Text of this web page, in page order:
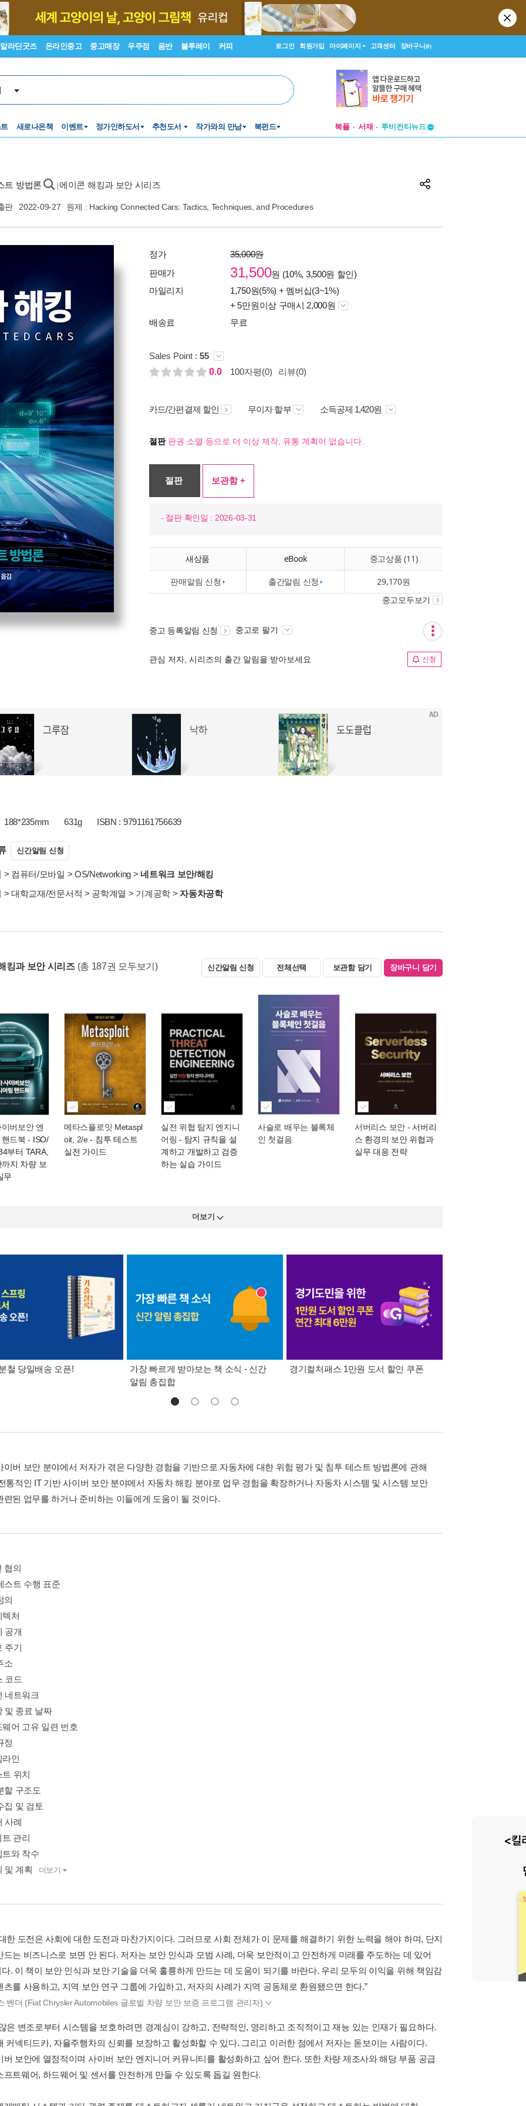
알라딘굿즈 온라인중고 중고매장 우주점 음반 블루레이 커피 로그인 회원가입 마이페이지 고객센터 장바구니(0)
새로나온책 이벤트 정가인하도서 추천도서 작가와의 만남 북펀드 북플 서재
투비컨티뉴드
트 방법론 에이콘 해킹과 보안 시리즈
판 2022-09-27 원제 : Hacking Connected Cars: Tactics, Techniques, and Procedures
정가
35,000원
판매가
31,500원 (10%, 3,500원 할인)
마일리지
1,750원(5%) + 멤버십(3~1%)
+ 5만원이상 구매시 2,000원
배송료
무료
Sales Point : 55
0.0
100자평(0) 리뷰(0)
카드/간편결제 할인 무이자 할부 소득공제 1,420원
절판판권 소멸 등으로 더 이상 제작, 유통 계획이 없습니다.
절판 보관함 +
- 절판 확인일 : 2026-03-31
새상품 eBook 중고상품 (11)
판매알림 신청 출간알림 신청 29,170원
중고모두보기
중고 등록알림 신청 중고로 팔기
관심 저자, 시리즈의 출간 알림을 받아보세요 신청
188*235mm 631g ISBN : 9791161756639
신간알림 신청
> 컴퓨터/모바일 > OS/Networking > 네트워크 보안/해킹
> 대학교재/전문서적 > 공학계열 > 기계공학 >자동차공학
킹과 보안 시리즈 (총 187권 모두보기) 신간알림 신청 전체선택 보관함 담기 장바구니 담기
버보안 엔
드북 - ISO/
부터 TARA,
지 차량 보
무
메타스플로잇 Metaspl
oit, 2/e- 침투 테스트
실전 가이드
실전 위협 탐지 엔지니
어링 - 탐지 규칙을 설
계하고 개발하고 검증
하는 실습 가이드
사슬로 배우는 블록체
인 첫걸음
서버리스 보안 - 서버리
스 환경의 보안 위협과
실무 대응 전략
더보기
철 당일배송 오픈!
가장 빠르게 받아보는 책 소식 - 신간
알림 총집합
경기컬처패스 1만원 도서 할인 쿠폰
이버 보안 분야에서 저자가 겪은 다양한 경험을 기반으로 자동차에 대한 위험 평가 및 침투 테스트 방법론에 관해
통적인 IT 기반 사이버 보안 분야에서 자동차 해킹 분야로 업무 경험을 확장하거나 자동차 시스템 및 시스템 보안
련된 업무를 하거나 준비하는 이들에게 도움이 될 것이다.
협의
스트 수행 표준
의
텍처
공개
주기
소
코드
네트워크
및 종료 날짜
웨어 고유 일련 번호
정
라인
트 위치
할 구조도
집 및 검토
사례
관리
트와 착수
및 계획
더보기
한 도전은 사회에 대한 도전과 마찬가지이다. 그러므로 사회 전체가 이 문제를 해결하기 위한 노력을 해야 하며, 단지
드는 비즈니스로 보면 안 된다. 저자는 보안 인식과 모범 사례, 더욱 보안적이고 안전하게 미래를 주도하는 데 있어
. 이 책이 보안 인식과 보안 기술을 더욱 훌륭하게 만드는 데 도움이 되기를 바란다. 우리 모두의 이익을 위해 책임감
츠를 사용하고, 지역 보안 연구 그룹에 가입하고, 저자의 사례가 지역 공동체로 환원됐으면 한다.”
벤더 (Fiat Chrysler Automobiles 글로벌 차량 보안 보증 프로그램 관리자)
은 변조로부터 시스템을 보호하려면 경계심이 강하고, 전략적인, 영리하고 조직적이고 재능 있는 인재가 필요하다.
커넥티드카, 자율주행차의 신뢰를 보장하고 활성화할 수 있다. 그리고 이러한 점에서 저자는 돋보이는 사람이다.
버 보안에 열정적이며 사이버 보안 엔지니어 커뮤니티를 활성화하고 싶어 한다. 또한 차량 제조사와 해당 부품 공급
프트웨어, 하드웨어 및 센서를 안전하게 만들 수 있도록 돕길 원한다.